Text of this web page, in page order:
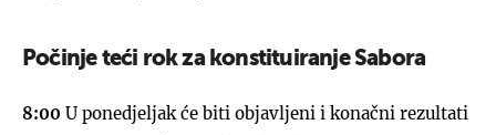
Počinje teći rok za konstituiranje Sabora
8:00 U ponedjeljak će biti objavljeni i konačni rezultati